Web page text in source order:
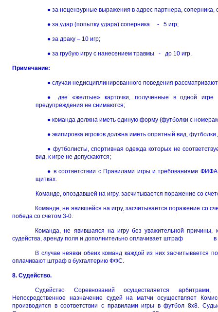
● за нецензурные выражения в адрес партнера,
● за удар (попытку удара) соперника - 5 игр;
● за драку – 10 игр;
● за грубую игру с нанесением травмы - до 10 игр.
Примечание:
● случаи недисциплинированного поведения
● две «желтые» карточки, полученные в одной игре
предупреждения не снимаются;
● команда должна иметь единую форму (футболки с
● экипировка игроков должна иметь опрятный вид,
● футболисты, спортивная одежда которых не
вид, к игре не допускаются;
● в соответствии с Правилами игры и требованиями
щитках.
Команде, опоздавшей на игру, засчитывается поражение со
Команде, не явившейся на игру, засчитывается
победа со счетом 3-0.
Команда, не явившаяся на игру без уважительной причины,
судейства, аренду поля и дополнительно оплачивает штраф в
В случае неявки обеих команд каждой из них засчитывается
оплачивают штраф в бухгалтерию ФФС.
8. Судейство.
Судейство Соревнований осуществляется
Непосредственное назначение судей на матчи осуществляет
производится в соответствии с правилами игры в футбол 8х8.